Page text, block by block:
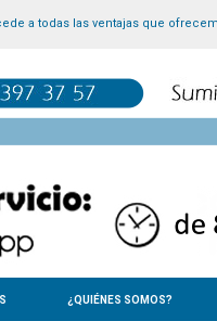
a todas las ventajas que
¿QUIÉNES SOMOS?